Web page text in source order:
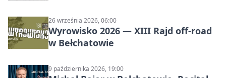
26 września 2026, 06:00
Wyrowisko 2026 — XIII Rajd off‑road
w Bełchatowie
9 października 2026, 19:00